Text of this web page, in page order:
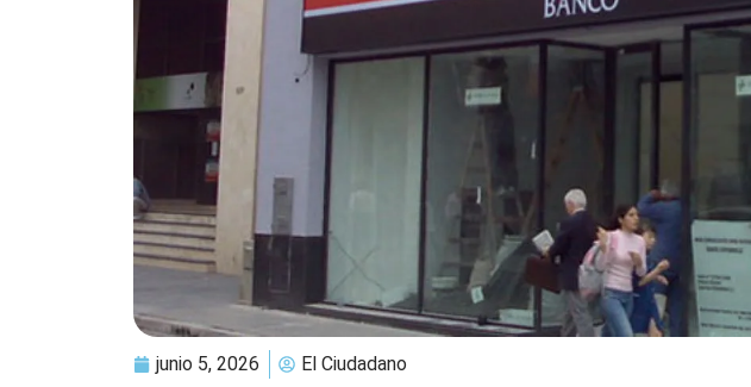
junio 5, 2026 El Ciudadano